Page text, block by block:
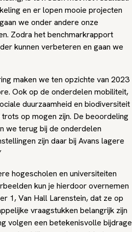
en er lopen mooie projecten
we onder andere onze
Zodra het benchmarkrapport
kunnen verbeteren en gaan we
maken we ten opzichte van 2023
Ook op de onderdelen mobiliteit,
duurzaamheid en biodiversiteit
op mogen zijn. De beoordeling
we terug bij de onderdelen
zijn daar bij Avans lagere
hogescholen en universiteiten
kun je hierdoor overnemen
1, Van Hall Larenstein, dat ze op
vraagstukken belangrijk zijn
volgen een betekenisvolle bijdrage